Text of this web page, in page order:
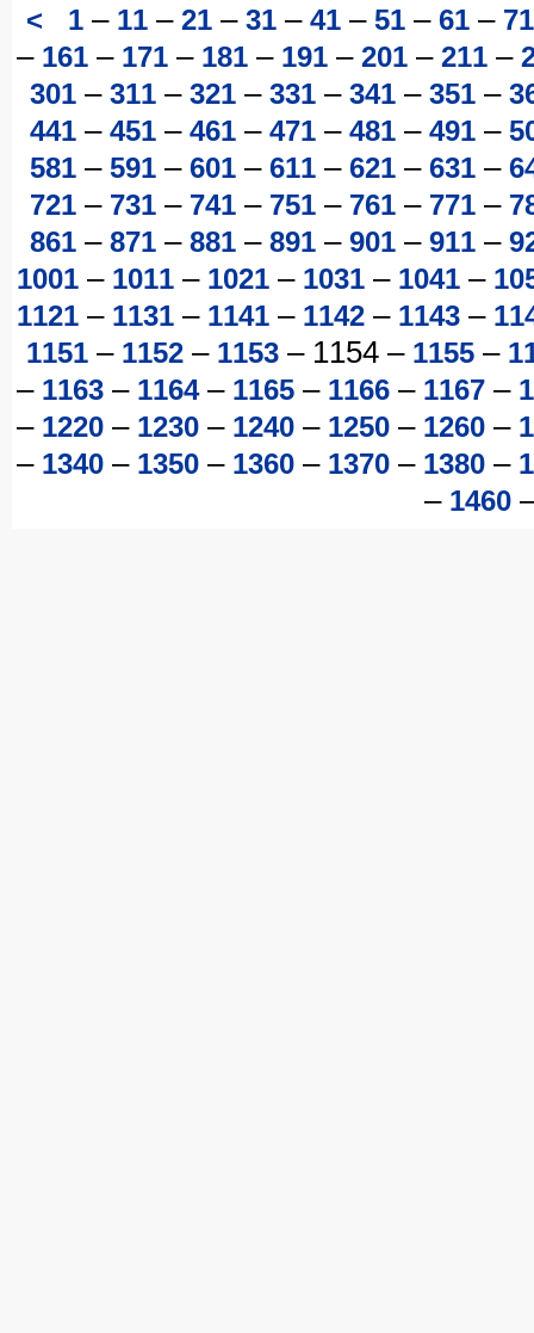
< 1 – 11 – 21 – 31 – 41 – 51 – 61 – 71
– 161 – 171 – 181 – 191 – 201 – 211 –
301– 311– 321– 331– 341– 351–
441– 451– 461– 471– 481– 491–
581– 591– 601– 611– 621– 631–
721– 731– 741– 751– 761– 771–
861– 871– 881– 891– 901– 911–
1001– 1011– 1021– 1031– 1041–
1121– 1131– 1141– 1142– 1143–
1151 – 1152 – 1153 – 1154 – 1155 –
– 1163– 1164– 1165– 1166– 1167–
– 1220– 1230– 1240– 1250– 1260–
– 1340– 1350– 1360– 1370– 1380–
– 1460